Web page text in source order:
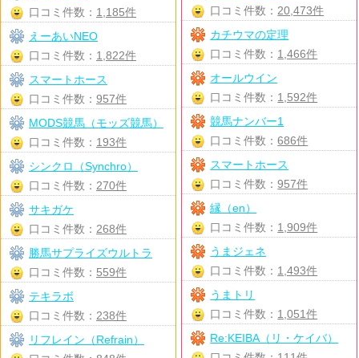
口コミ件数： 20,473件
カチウマの定理
口コミ件数： 1,466件
オールウイン
口コミ件数： 1,592件
競馬ナンバー1
口コミ件数：686件
スマートホース
口コミ件数：957件
縁（en）
口コミ件数： 1,909件
うまジェネ
口コミ件数： 1,493件
うまトリ
口コミ件数： 1,051件
Re:KEIBA（リ・ケイバ）
口コミ件数： 1,185件
えーあいNEO
口コミ件数： 1,822件
スマートホース
口コミ件数： 957件
MODS競馬（モッズ競馬）
口コミ件数： 193件
シンクロ（Synchro）
口コミ件数： 270件
サキガケ
口コミ件数： 268件
勝馬サプライズウルトラ
口コミ件数： 559件
テキラボ
口コミ件数： 238件
リフレイン（Refrain）